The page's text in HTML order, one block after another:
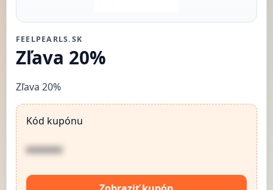
FEELPEARLS.SK
Zľava 20%
Zľava 20%
Kód kupónu
••••••